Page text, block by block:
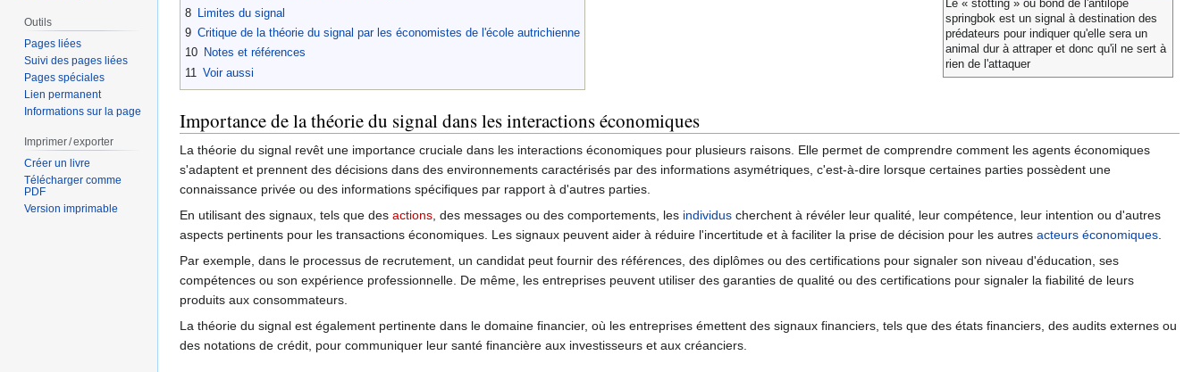
Le « stotting » ou bond de l'antilope
springbok est un signal à destination des
prédateurs pour indiquer qu'elle sera un
animal dur à attraper et donc qu'il ne sert à
rien de l'attaquer
8
Limites du signal
9 Critique de la théorie du signal par les économistes de l'école autrichienne
10 Notes et références
11 Voir aussi
Importance de la théorie du signal dans les interactions économiques
La théorie du signal revêt une importance cruciale dans les interactions économiques pour plusieurs raisons. Elle permet de comprendre comment les agents économiques
s'adaptent et prennent des décisions dans des environnements caractérisés par des informations asymétriques, c'est-à-dire lorsque certaines parties possèdent une
connaissance privée ou des informations spécifiques par rapport à d'autres parties.
En utilisant des signaux, tels que des actions, des messages ou des comportements, les individus cherchent à révéler leur qualité, leur compétence, leur intention ou d'autres
aspects pertinents pour les transactions économiques. Les signaux peuvent aider à réduire l'incertitude et à faciliter la prise de décision pour les autres acteurs économiques.
Par exemple, dans le processus de recrutement, un candidat peut fournir des références, des diplômes ou des certifications pour signaler son niveau d'éducation, ses
compétences ou son expérience professionnelle. De même, les entreprises peuvent utiliser des garanties de qualité ou des certifications pour signaler la fiabilité de leurs
produits aux consommateurs.
La théorie du signal est également pertinente dans le domaine financier, où les entreprises émettent des signaux financiers, tels que des états financiers, des audits externes ou
des notations de crédit, pour communiquer leur santé financière aux investisseurs et aux créanciers.
Outils
Pages liées
Suivi des pages liées
Pages spéciales
Lien permanent
Informations sur la page
Imprimer / exporter
Créer un livre
Télécharger comme
PDF
Version imprimable